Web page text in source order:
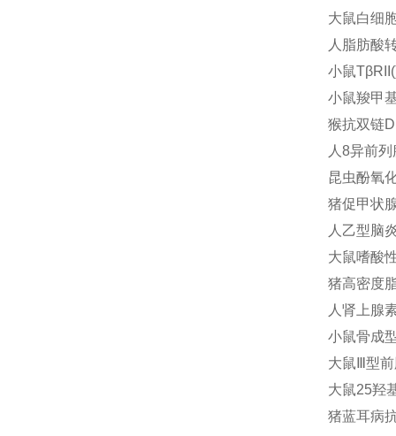
大鼠白细
人脂肪酸
小鼠
小鼠羧甲
猴抗双链
人8异前
昆虫酚氧
猪促甲状
人乙型脑
大鼠嗜酸
猪高密度
人肾上腺
小鼠骨成
大鼠Ⅲ型
大鼠25羟
猪蓝耳病